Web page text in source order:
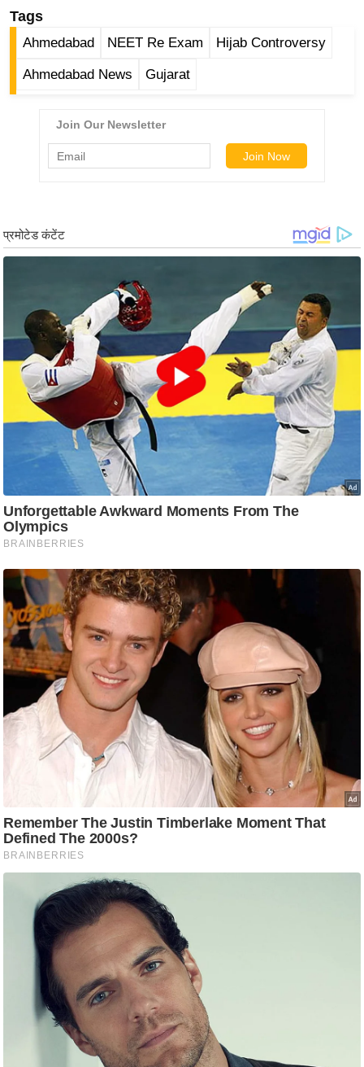
न्यू
ज
फ
ग
त
वु
ड
हॉ
ली
ड
फि
स
मी
क्षा
r
e
a
k
i
g
ला
इ
फ
Tags
Ahmedabad NEET Re Exam Hijab Controversy
Ahmedabad News Gujarat